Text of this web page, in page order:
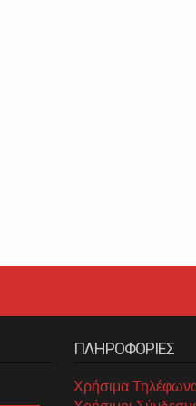
ΠΛΗΡΟΦΟΡΙΕΣ
Χρήσιμα